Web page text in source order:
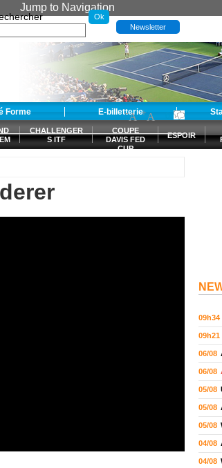
Jump to Navigation
Newsletter
Forme E-billetterie
CHALLENGER
S ITF
COUPE
DAVIS FED
CUP
ESPOIR
-A +A
09h34
09h21
06/08
06/08
05/08
05/08
05/08
04/08
04/08